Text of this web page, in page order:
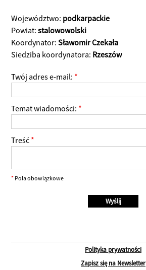
Województwo: podkarpackie
Powiat:stalowowolski
Koordynator:Sławomir Czekała
Siedziba koordynatora: Rzeszów
Twój adres e-mail: *
Temat wiadomości: *
Treść *
* Pola obowiązkowe
Polityka prywatności
Zapisz się na Newsletter